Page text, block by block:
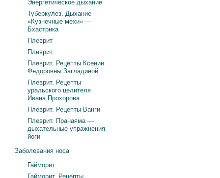
Энергетическое дыхание
Туберкулез. Дыхание
«Кузнечные мехи» —
Бхастрика
Плеврит
Плеврит.
Плеврит. Рецепты Ксении
Федоровны Загладиной
Плеврит. Рецепты
уральского целителя
Ивана Прохорова
Плеврит. Рецепты Ванги
Плеврит. Пранаяма —
дыхательные упражнения
йоги
Заболевания носа
Гайморит
Гайморит. Рецепты